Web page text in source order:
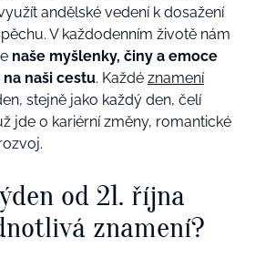
andělské vedení k dosažení
V každodenním životě nám
naše myšlenky, činy a emoce
naši cestu. Každé znamení
stejně jako každý den, čelí
jde o kariérní změny, romantické
od 21. října
znamení?